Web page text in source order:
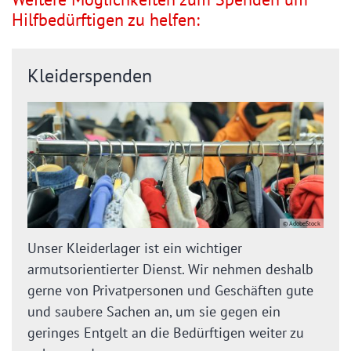
Hilfbedürftigen zu helfen:
Kleiderspenden
© AdobeStock
Unser Kleiderlager ist ein wichtiger
armutsorientierter Dienst. Wir nehmen deshalb
gerne von Privatpersonen und Geschäften gute
und saubere Sachen an, um sie gegen ein
geringes Entgelt an die Bedürftigen weiter zu